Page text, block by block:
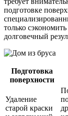
подготовке
только
долговечный
Подготовка
поверхности
Удаление
старой краски